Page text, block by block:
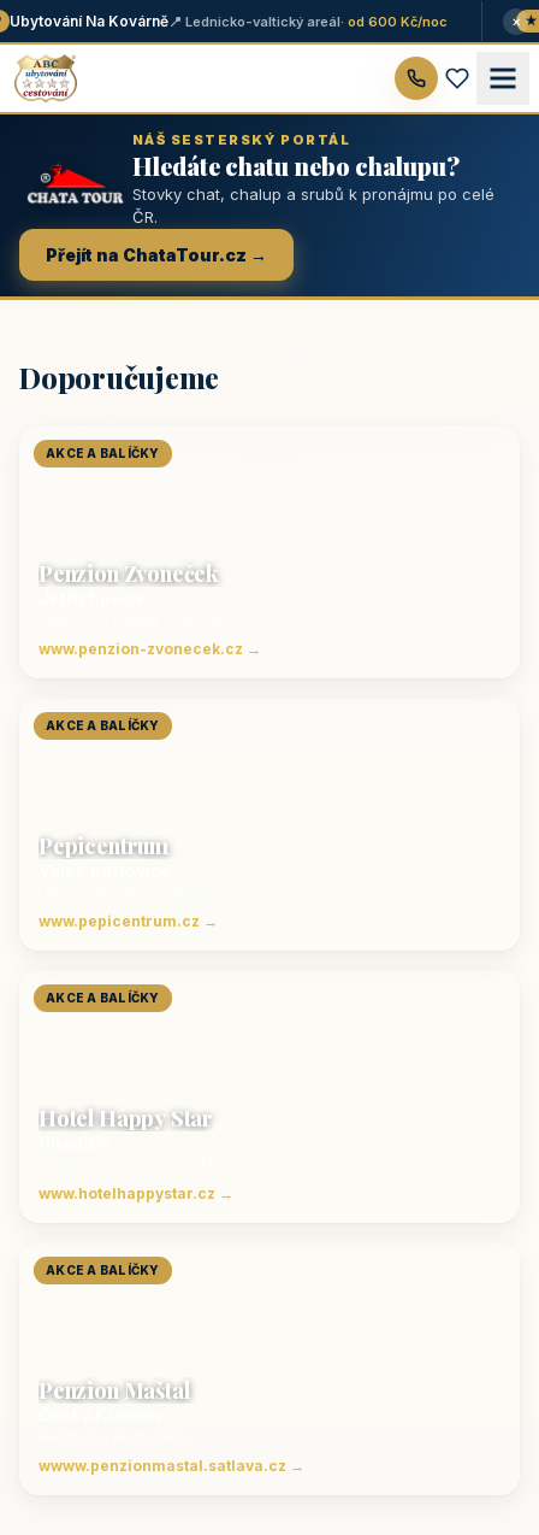
Na Kovárně📍 Lednicko-valtický areál· od 600 Kč/noc ★
×
NÁŠ SESTERSKÝ PORTÁL
Hledáte chatu nebo chalupu?
Stovky chat, chalup a srubů k pronájmu po celé
ČR.
Přejít na ChataTour.cz →
Doporučujeme
AKCE A BALÍČKY
Penzion Zvoneček
www.penzion-zvonecek.cz →
AKCE A BALÍČKY
Pepicentrum
www.pepicentrum.cz →
AKCE A BALÍČKY
Hotel Happy Star
www.hotelhappystar.cz →
AKCE A BALÍČKY
Penzion Maštal
wwww.penzionmastal.satlava.cz →